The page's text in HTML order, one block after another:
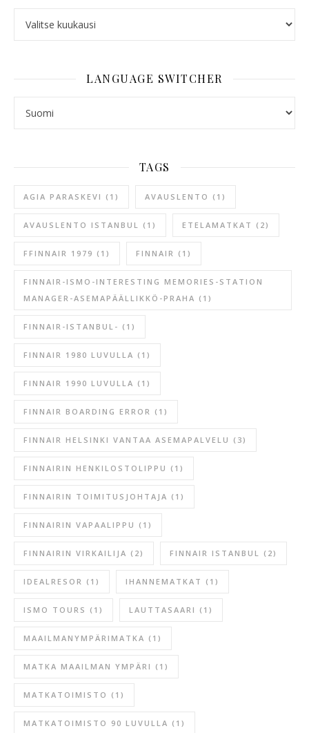
LANGUAGE SWITCHER
TAGS
AGIA PARASKEVI (1) AVAUSLENTO (1)
AVAUSLENTO ISTANBUL (1) ETELAMATKAT (2)
FFINNAIR 1979 (1) FINNAIR (1)
FINNAIR-ISMO-INTERESTING MEMORIES-STATION
MANAGER-ASEMAPÄÄLLIKKÖ-PRAHA (1)
FINNAIR-ISTANBUL- (1)
FINNAIR 1980 LUVULLA (1)
FINNAIR 1990 LUVULLA (1)
FINNAIR BOARDING ERROR (1)
FINNAIR HELSINKI VANTAA ASEMAPALVELU (3)
FINNAIRIN HENKILOSTOLIPPU (1)
FINNAIRIN TOIMITUSJOHTAJA (1)
FINNAIRIN VAPAALIPPU (1)
FINNAIRIN VIRKAILIJA (2) FINNAIR ISTANBUL (2)
IDEALRESOR (1) IHANNEMATKAT (1)
ISMO TOURS (1) LAUTTASAARI (1)
MAAILMANYMPÄRIMATKA (1)
MATKA MAAILMAN YMPÄRI (1)
MATKATOIMISTO (1)
MATKATOIMISTO 90 LUVULLA (1)